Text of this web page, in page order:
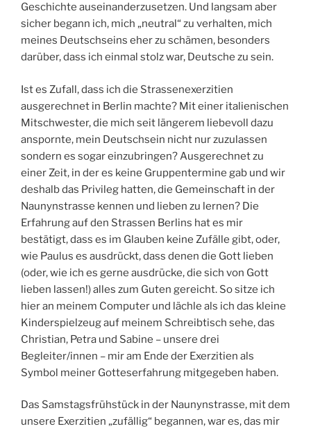
Geschichte auseinanderzusetzen. Und langsam aber
sicher begann ich, mich „neutral“ zu verhalten, mich
meines Deutschseins eher zu schämen, besonders
darüber, dass ich einmal stolz war, Deutsche zu sein.
Ist es Zufall, dass ich die Strassenexerzitien
ausgerechnet in Berlin machte? Mit einer italienischen
Mitschwester, die mich seit längerem liebevoll dazu
anspornte, mein Deutschsein nicht nur zuzulassen
sondern es sogar einzubringen? Ausgerechnet zu
einer Zeit, in der es keine Gruppentermine gab und wir
deshalb das Privileg hatten, die Gemeinschaft in der
Naunynstrasse kennen und lieben zu lernen? Die
Erfahrung auf den Strassen Berlins hat es mir
bestätigt, dass es im Glauben keine Zufälle gibt, oder,
wie Paulus es ausdrückt, dass denen die Gott lieben
(oder, wie ich es gerne ausdrücke, die sich von Gott
lieben lassen!) alles zum Guten gereicht. So sitze ich
hier an meinem Computer und lächle als ich das kleine
Kinderspielzeug auf meinem Schreibtisch sehe, das
Christian, Petra und Sabine – unsere drei
Begleiter/innen – mir am Ende der Exerzitien als
Symbol meiner Gotteserfahrung mitgegeben haben.
Das Samstagsfrühstück in der Naunynstrasse, mit dem
unsere Exerzitien „zufällig“ begannen, war es, das mir